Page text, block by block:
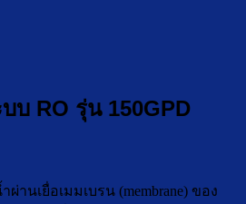
บ RO รุ่น 150GPD
านเยื่อเมมเบรน (membrane) ของ